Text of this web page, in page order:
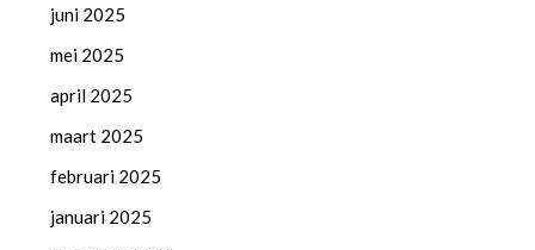
juni 2025
mei 2025
april 2025
maart 2025
februari 2025
januari 2025